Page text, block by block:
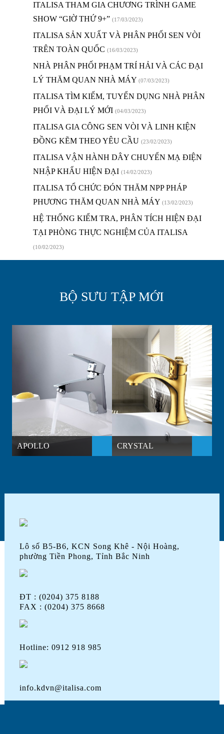
ITALISA THAM GIA CHƯƠNG TRÌNH GAME
SHOW “GIỜ THỨ 9+” (17/03/2023)
ITALISA SẢN XUẤT VÀ PHÂN PHỐI SEN VÒI
TRÊN TOÀN QUỐC (16/03/2023)
NHÀ PHÂN PHỐI PHẠM TRÍ HẢI VÀ CÁC ĐẠI
LÝ THĂM QUAN NHÀ MÁY (07/03/2023)
ITALISA TÌM KIẾM, TUYỂN DỤNG NHÀ PHÂN
PHỐI VÀ ĐẠI LÝ MỚI (04/03/2023)
ITALISA GIA CÔNG SEN VÒI VÀ LINH KIỆN
ĐỒNG KẼM THEO YÊU CẦU (23/02/2023)
ITALISA VẬN HÀNH DÂY CHUYỂN MẠ ĐIỆN
NHẬP KHẨU HIỆN ĐẠI (14/02/2023)
ITALISA TỔ CHỨC ĐÓN THĂM NPP PHÁP
PHƯƠNG THĂM QUAN NHÀ MÁY (13/02/2023)
HỆ THỐNG KIỂM TRA, PHÂN TÍCH HIỆN ĐẠI
TẠI PHÒNG THỰC NGHIỆM CỦA ITALISA
(10/02/2023)
BỘ SƯU TẬP MỚI
APOLLO CRYSTAL
Lô số B5-B6, KCN Song Khê - Nội Hoàng,
phường Tiền Phong, Tỉnh Bắc Ninh
ĐT : (0204) 375 8188
FAX : (0204) 375 8668
Hotline: 0912 918 985
info.kdvn@italisa.com